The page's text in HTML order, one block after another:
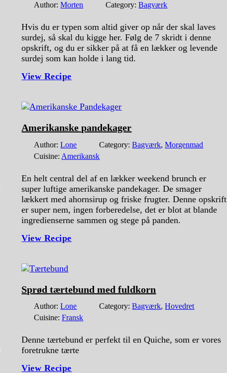
Author:Morten Category:Bagværk
Hvis du er typen som altid giver op når der skal laves
surdej, så skal du kigge her. Følg de 7 skridt i denne
opskrift, og du er sikker på at få en lækker og levende
surdej som kan holde i lang tid.
View Recipe
Amerikanske pandekager
Author:Lone Category:Bagværk,Morgenmad
Cuisine: Amerikansk
En helt central del af en lækker weekend brunch er
super luftige amerikanske pandekager. De smager
lækkert med ahornsirup og friske frugter. Denne opskrift
er super nem, ingen forberedelse, det er blot at blande
ingredienserne sammen og stege på panden.
View Recipe
Sprød tærtebund med fuldkorn
Author:Lone Category:Bagværk,Hovedret
Cuisine:Fransk
Denne tærtebund er perfekt til en Quiche, som er vores
foretrukne tærte
View Recipe